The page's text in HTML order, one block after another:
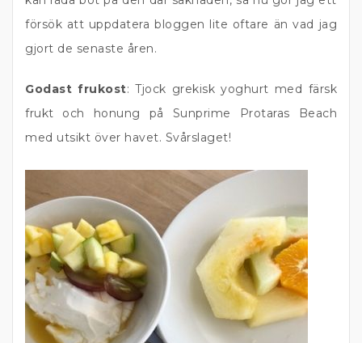
försök att uppdatera bloggen lite oftare än vad jag
gjort de senaste åren.
Godast frukost: Tjock grekisk yoghurt med färsk
frukt och honung på Sunprime Protaras Beach
med utsikt över havet. Svårslaget!